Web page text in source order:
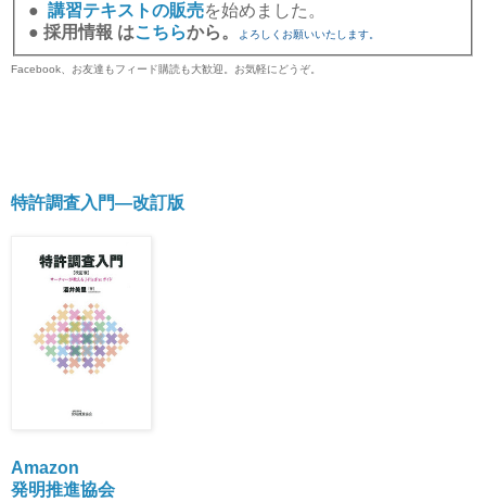
● 講習テキストの販売を始めました。
● 採用情報 はこちらから。 よろしくお願いいたします。
Facebook、お友達もフィード購読も大歓迎。お気軽にどうぞ。
特許調査入門―改訂版
Amazon
発明推進協会